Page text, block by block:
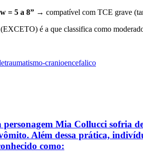
= 5 a 8” → compatível com TCE grave
é a que classifica como
traumatismo-cranioencefalico
Mia Collucci sofria
Além dessa prática,
como: